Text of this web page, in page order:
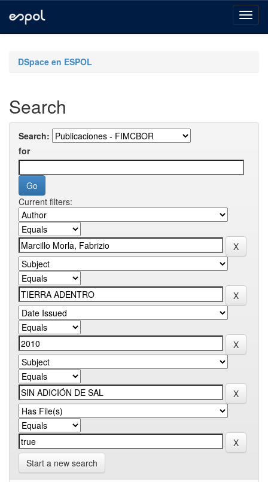
navigationDSpace en ESPOL
Search
Search:
for
Current filters:
Start a new search